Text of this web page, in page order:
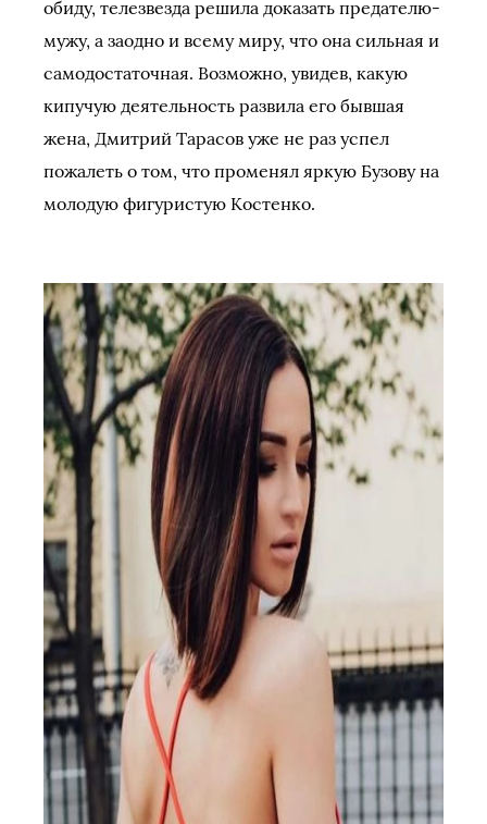
обиду, телезвезда решила доказать предателю-
мужу, а заодно и всему миру, что она сильная и
самодостаточная. Возможно, увидев, какую
кипучую деятельность развила его бывшая
жена, Дмитрий Тарасов уже не раз успел
пожалеть о том, что променял яркую Бузову на
молодую фигуристую Костенко.